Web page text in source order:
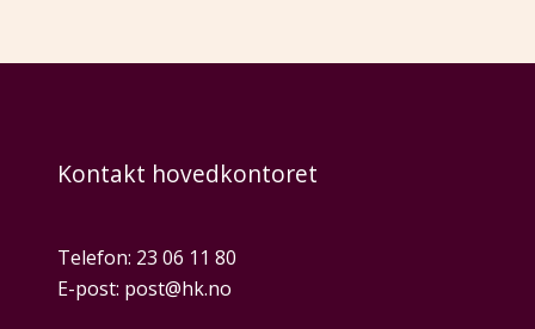
Kontakt hovedkontoret
Telefon: 23 06 11 80
E-post: post@hk.no